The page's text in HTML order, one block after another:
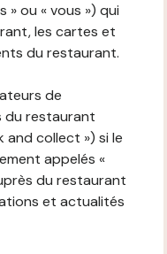
» ou « vous ») qui
les cartes et
du restaurant.
de
du restaurant
collect ») si le
appelés «
du restaurant
et actualités